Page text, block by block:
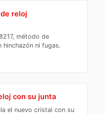
reloj
método de
hinchazón ni fugas.
con su junta
el nuevo cristal con su